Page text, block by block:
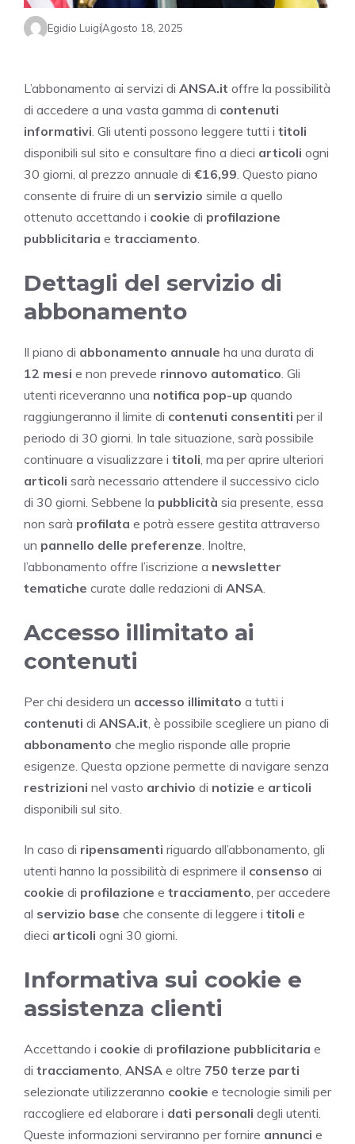
Egidio LuigiAgosto 18, 2025
L’abbonamento ai servizi di ANSA.it offre la possibilità
di accedere a una vasta gamma di contenuti
informativi. Gli utenti possono leggere tutti i titoli
disponibili sul sito e consultare fino a dieci articoli ogni
30 giorni, al prezzo annuale di €16,99. Questo piano
consente di fruire di un servizio simile a quello
ottenuto accettando i cookie di profilazione
pubblicitaria e tracciamento.
Dettagli del servizio di
abbonamento
Il piano di abbonamento annuale ha una durata di
12 mesi e non prevede rinnovo automatico. Gli
utenti riceveranno una notifica pop-up quando
raggiungeranno il limite di contenuti consentiti per il
periodo di 30 giorni. In tale situazione, sarà possibile
continuare a visualizzare i titoli, ma per aprire ulteriori
articoli sarà necessario attendere il successivo ciclo
di 30 giorni. Sebbene la pubblicità sia presente, essa
non sarà profilata e potrà essere gestita attraverso
un pannello delle preferenze. Inoltre,
l’abbonamento offre l’iscrizione a newsletter
tematiche curate dalle redazioni di ANSA.
Accesso illimitato ai
contenuti
Per chi desidera un accesso illimitato a tutti i
contenuti di ANSA.it, è possibile scegliere un piano di
abbonamento che meglio risponde alle proprie
esigenze. Questa opzione permette di navigare senza
restrizioni nel vasto archivio di notizie e articoli
disponibili sul sito.
In caso di ripensamenti riguardo all’abbonamento, gli
utenti hanno la possibilità di esprimere il consenso ai
cookie di profilazione e tracciamento, per accedere
al servizio base che consente di leggere i titoli e
dieci articoli ogni 30 giorni.
Informativa sui cookie e
assistenza clienti
Accettando i cookie di profilazione pubblicitaria e
di tracciamento, ANSA e oltre 750 terze parti
selezionate utilizzeranno cookie e tecnologie simili per
raccogliere ed elaborare i dati personali degli utenti.
Queste informazioni serviranno per fornire annunci e